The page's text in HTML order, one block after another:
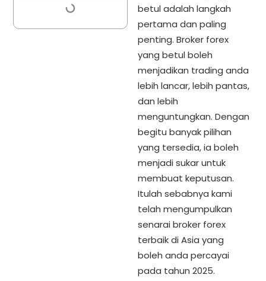
betul adalah langkah
pertama dan paling
penting. Broker forex
yang betul boleh
menjadikan trading anda
lebih lancar, lebih pantas,
dan lebih
menguntungkan. Dengan
begitu banyak pilihan
yang tersedia, ia boleh
menjadi sukar untuk
membuat keputusan.
Itulah sebabnya kami
telah mengumpulkan
senarai broker forex
terbaik di Asia yang
boleh anda percayai
pada tahun 2025.